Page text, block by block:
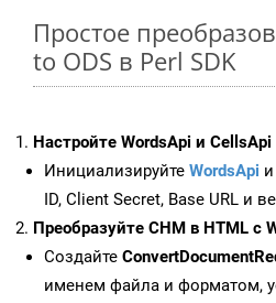
Простое
to ODS в Perl SDK
Настройте WordsApi и CellsApi
Инициализируйте WordsApi и
ID, Client Secret, Base URL и
Преобразуйте CHM в HTML с
Создайте
именем файла и форматом,